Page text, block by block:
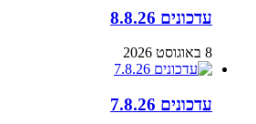
עדכונים 8.8.26
8 באוגוסט 2026
עדכונים 7.8.26